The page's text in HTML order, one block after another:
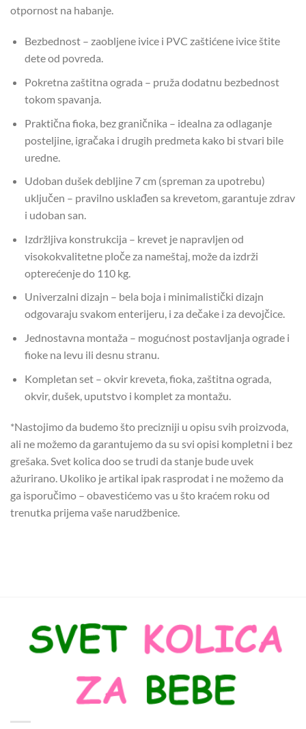
otpornost na habanje.
Bezbednost – zaobljene ivice i PVC zaštićene ivice štite
dete od povreda.
Pokretna zaštitna ograda – pruža dodatnu bezbednost
tokom spavanja.
Praktična fioka, bez graničnika – idealna za odlaganje
posteljine, igračaka i drugih predmeta kako bi stvari bile
uredne.
Udoban dušek debljine 7 cm (spreman za upotrebu)
uključen – pravilno usklađen sa krevetom, garantuje zdrav
i udoban san.
Izdržljiva konstrukcija – krevet je napravljen od
visokokvalitetne ploče za nameštaj, može da izdrži
opterećenje do 110 kg.
Univerzalni dizajn – bela boja i minimalistički dizajn
odgovaraju svakom enterijeru, i za dečake i za devojčice.
Jednostavna montaža – mogućnost postavljanja ograde i
fioke na levu ili desnu stranu.
Kompletan set – okvir kreveta, fioka, zaštitna ograda,
okvir, dušek, uputstvo i komplet za montažu.
*Nastojimo da budemo što precizniji u opisu svih proizvoda,
ali ne možemo da garantujemo da su svi opisi kompletni i bez
grešaka. Svet kolica doo se trudi da stanje bude uvek
ažurirano. Ukoliko je artikal ipak rasprodat i ne možemo da
ga isporučimo – obavestićemo vas u što kraćem roku od
trenutka prijema vaše narudžbenice.